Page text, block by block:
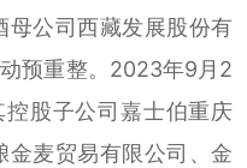
母公司西藏发展股份有
预重整。2023年9月2
股子公司嘉士伯重庆
金麦贸易有限公司、金